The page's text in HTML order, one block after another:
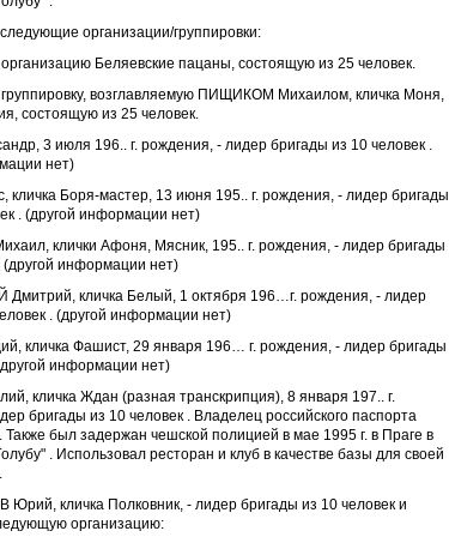
организации/группировки:
Беляевские пацаны, состоящую из 25 человек.
возглавляемую ПИЩИКОМ Михаилом, кличка Моня,
состоящую из 25 человек.
3 июля 196.. г. рождения, - лидер бригады из 10 человек .
нет)
Боря-мастер, 13 июня 195.. г. рождения, - лидер бригады
. (другой информации нет)
клички Афоня, Мясник, 195.. г. рождения, - лидер бригады
(другой информации нет)
кличка Белый, 1 октября 196…г. рождения, - лидер
. (другой информации нет)
кличка Фашист, 29 января 196… г. рождения, - лидер бригады
информации нет)
кличка Ждан (разная транскрипция), 8 января 197.. г.
бригады из 10 человек . Владелец российского паспорта
был задержан чешской полицией в мае 1995 г. в Праге в
. Использовал ресторан и клуб в качестве базы для своей
кличка Полковник, - лидер бригады из 10 человек и
организацию: